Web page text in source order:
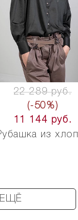
22 289 руб.
(-50%)
11 144 руб.
из